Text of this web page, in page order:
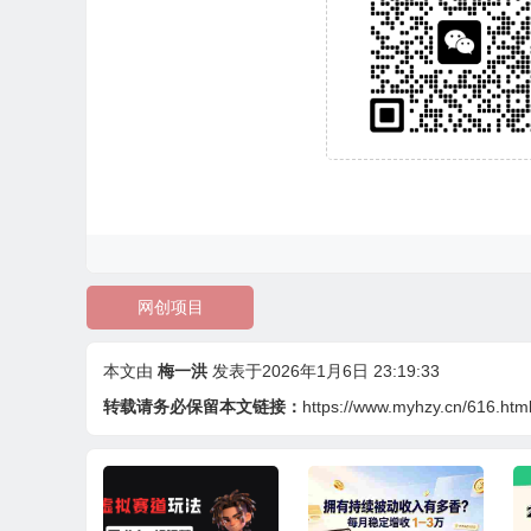
网创项目
本文由 梅一洪 发表于2026年1月6日 23:19:33
转载请务必保留本文链接： https://www.myhzy.cn/616.html